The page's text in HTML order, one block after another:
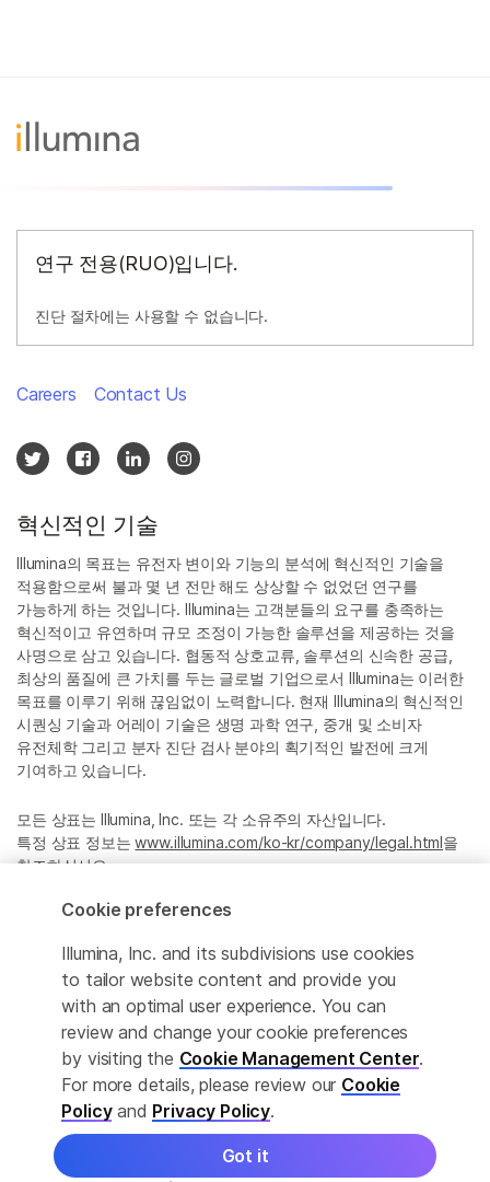
연구 전용(RUO)입니다.
진단 절차에는 사용할 수 없습니다.
정확한 번역을 제공하고자 합당한 노력을 기울였으나, 자동 번역은
완벽하지 않으며, 그 목적 또한 원문을 대체하기 위함이 아닙니다.
공식 콘텐츠는 영문 버전의 원문 콘텐츠임을 참고 부탁드립니다.
혁신적인 기술
Illumina의 목표는 유전자 변이와 기능의 분석에 혁신적인 기술을
적용함으로써 불과 몇 년 전만 해도 상상할 수 없었던 연구를
가능하게 하는 것입니다. Illumina는 고객분들의 요구를 충족하는
혁신적이고 유연하며 규모 조정이 가능한 솔루션을 제공하는 것을
사명으로 삼고 있습니다. 협동적 상호교류, 솔루션의 신속한 공급,
최상의 품질에 큰 가치를 두는 글로벌 기업으로서 Illumina는 이러한
목표를 이루기 위해 끊임없이 노력합니다. 현재 Illumina의 혁신적인
시퀀싱 기술과 어레이 기술은 생명 과학 연구, 중개 및 소비자
유전체학 그리고 분자 진단 검사 분야의 획기적인 발전에 크게
기여하고 있습니다.
모든 상표는 Illumina, Inc. 또는 각 소유주의 자산입니다.
특정 상표 정보는www.illumina.com/ko-kr/company/legal.html을
참조하십시오.
Privacy Policy
Careers Contact Us
© 2026 Illumina, Inc. All rights reserved.
Cookie preferences
Illumina, Inc. and its subdivisions use cookies
to tailor website content and provide you
with an optimal user experience. You can
review and change your cookie preferences
by visiting the Cookie Management Center.
For more details, please review our Cookie
Policyand Privacy Policy.
Got it